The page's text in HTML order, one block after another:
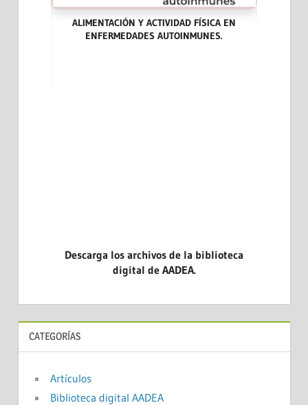
ALIMENTACIÓN Y ACTIVIDAD FÍSICA EN
ENFERMEDADES AUTOINMUNES.
Descarga los archivos de la biblioteca
digital de AADEA.
CATEGORÍAS
Artículos
Biblioteca digital AADEA